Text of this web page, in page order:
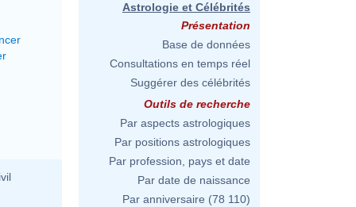
Astrologie et Célébrités
Présentation
Base de données
Consultations en temps réel
Suggérer des célébrités
Outils de recherche
Par aspects astrologiques
Par positions astrologiques
Par profession, pays et date
Par date de naissance
Par anniversaire (78 110)